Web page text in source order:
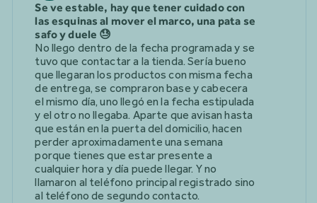
Se ve estable, hay que tener cuidado con
las esquinas al mover el marco, una pata se
safo y duele 😓
No llego dentro de la fecha programada y se
tuvo que contactar a la tienda. Sería bueno
que llegaran los productos con misma fecha
de entrega, se compraron base y cabecera
el mismo día, uno llegó en la fecha estipulada
y el otro no llegaba. Aparte que avisan hasta
que están en la puerta del domicilio, hacen
perder aproximadamente una semana
porque tienes que estar presente a
cualquier hora y día puede llegar. Y no
llamaron al teléfono principal registrado sino
al teléfono de segundo contacto.